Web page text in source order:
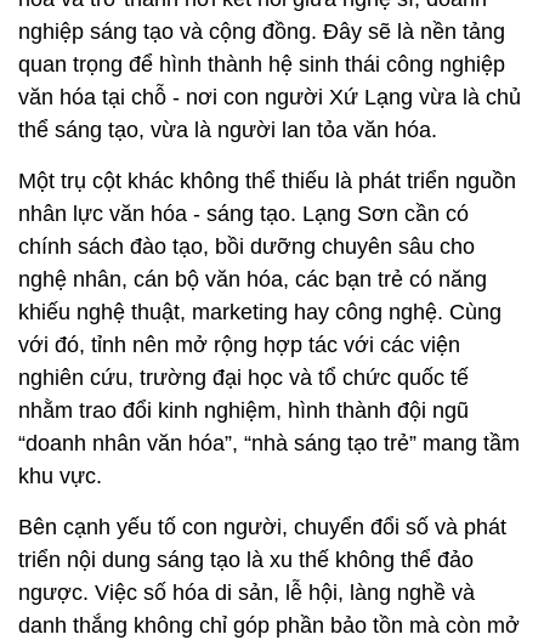
nghiệp sáng tạo và cộng đồng. Đây sẽ là nền tảng
quan trọng để hình thành hệ sinh thái công nghiệp
văn hóa tại chỗ - nơi con người Xứ Lạng vừa là chủ
thể sáng tạo, vừa là người lan tỏa văn hóa.
Một trụ cột khác không thể thiếu là phát triển nguồn
nhân lực văn hóa - sáng tạo. Lạng Sơn cần có
chính sách đào tạo, bồi dưỡng chuyên sâu cho
nghệ nhân, cán bộ văn hóa, các bạn trẻ có năng
khiếu nghệ thuật, marketing hay công nghệ. Cùng
với đó, tỉnh nên mở rộng hợp tác với các viện
nghiên cứu, trường đại học và tổ chức quốc tế
nhằm trao đổi kinh nghiệm, hình thành đội ngũ
“doanh nhân văn hóa”, “nhà sáng tạo trẻ” mang tầm
khu vực.
Bên cạnh yếu tố con người, chuyển đổi số và phát
triển nội dung sáng tạo là xu thế không thể đảo
ngược. Việc số hóa di sản, lễ hội, làng nghề và
danh thắng không chỉ góp phần bảo tồn mà còn mở